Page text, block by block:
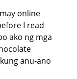
online
I read
ako ng mga
anu-ano